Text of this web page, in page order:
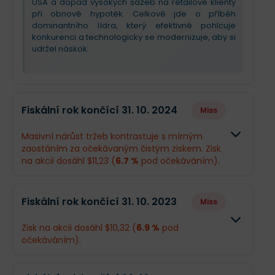
při obnově hypoték. Celkově jde o příběh
dominantního lídra, který efektivně pohlcuje
konkurenci a technologicky se modernizuje, aby si
udržel náskok.
Fiskální rok končící 31. 10. 2024 Miss
Masivní nárůst tržeb kontrastuje s mírným
zaostáním za očekávaným čistým ziskem. Zisk
na akcii dosáhl $11,23 (6.7 % pod očekáváním).
$96,7 mld.
Příjmy
EPS $12,04
Fiskální rok končící 31. 10. 2023 Miss
Zisk na akcii dosáhl $10,32 (6.9 % pod
očekáváním).